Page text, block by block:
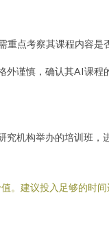
重点考察其课程内容
外谨慎，确认其AI课程
机构举办的培训班，
。建议投入足够的时